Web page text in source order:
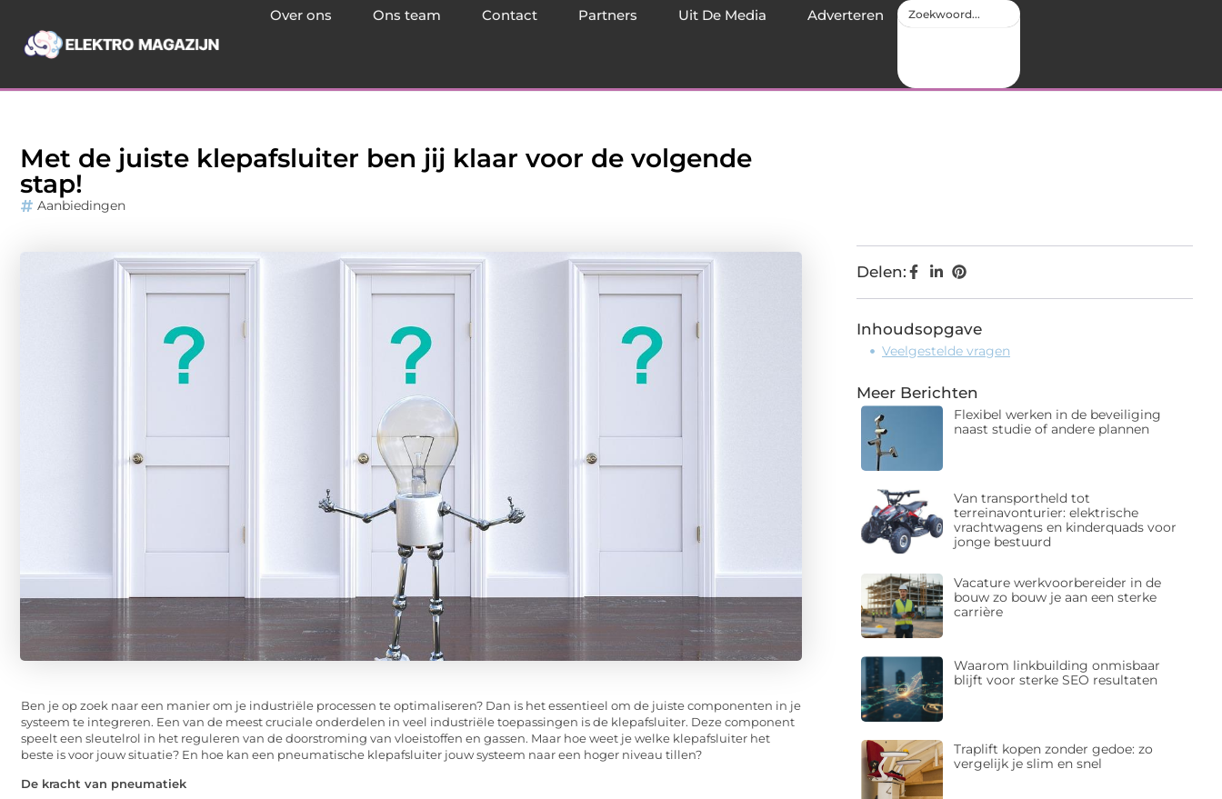
Over ons Ons team Contact Partners Uit De Media Adverteren
Met de juiste klepafsluiter ben jij klaar voor de volgende
stap!
Aanbiedingen
Ben je op zoek naar een manier om je industriële processen te optimaliseren? Dan is het essentieel om de juiste componenten in je
systeem te integreren. Een van de meest cruciale onderdelen in veel industriële toepassingen is de klepafsluiter. Deze component
speelt een sleutelrol in het reguleren van de doorstroming van vloeistoffen en gassen. Maar hoe weet je welke klepafsluiter het
beste is voor jouw situatie? En hoe kan een pneumatische klepafsluiter jouw systeem naar een hoger niveau tillen?
De kracht van pneumatiek
Delen:
Inhoudsopgave
Veelgestelde vragen
Meer Berichten
Flexibel werken in de beveiliging
naast studie of andere plannen
Van transportheld tot
terreinavonturier: elektrische
vrachtwagens en kinderquads voor
jonge bestuurd
Vacature werkvoorbereider in de
bouw zo bouw je aan een sterke
carrière
Waarom linkbuilding onmisbaar
blijft voor sterke SEO resultaten
Traplift kopen zonder gedoe: zo
vergelijk je slim en snel